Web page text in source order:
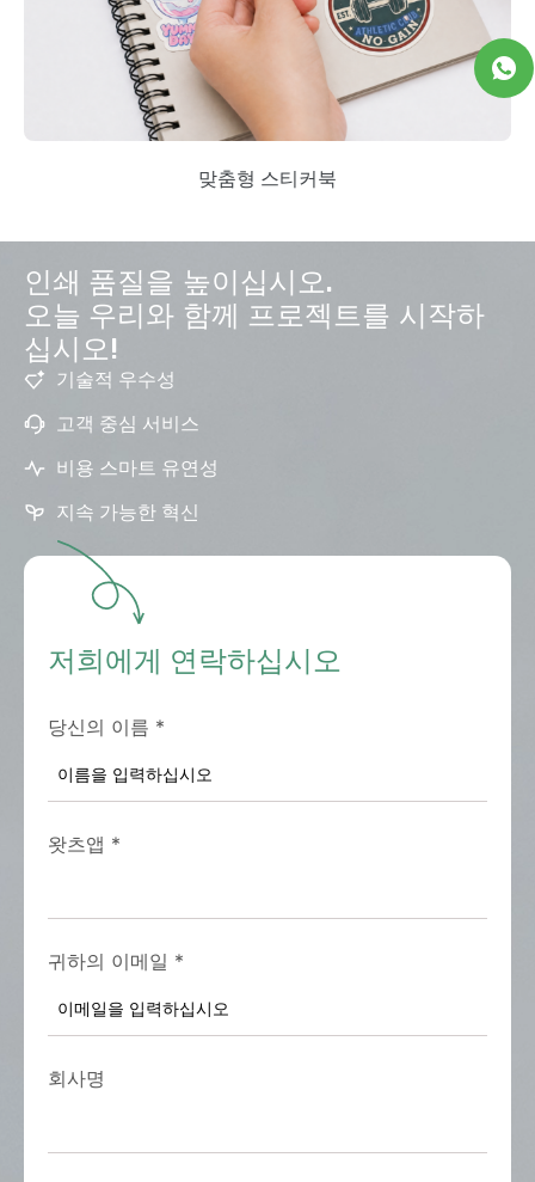
맞춤형 스티커북
인쇄 품질을 높이십시오.
오늘 우리와 함께 프로젝트를 시작하
십시오!
기술적 우수성
고객 중심 서비스
비용 스마트 유연성
지속 가능한 혁신
저희에게 연락하십시오
당신의 이름 *
왓츠앱 *
귀하의 이메일 *
회사명